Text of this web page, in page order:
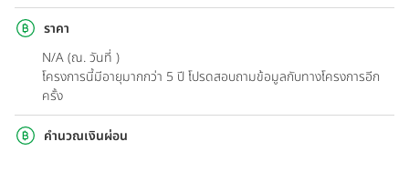
ราคา
N/A (ณ. วันที่ )
โครงการนี้มีอายุมากกว่า 5 ปี โปรดสอบถามข้อมูลกับทางโครงการอีก
ครั้ง
คำนวณเงินผ่อน